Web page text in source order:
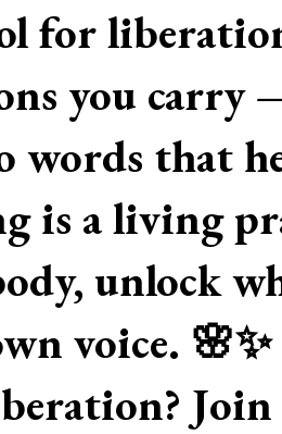
for
you carry
that
is a living
unlock
voice.
Join